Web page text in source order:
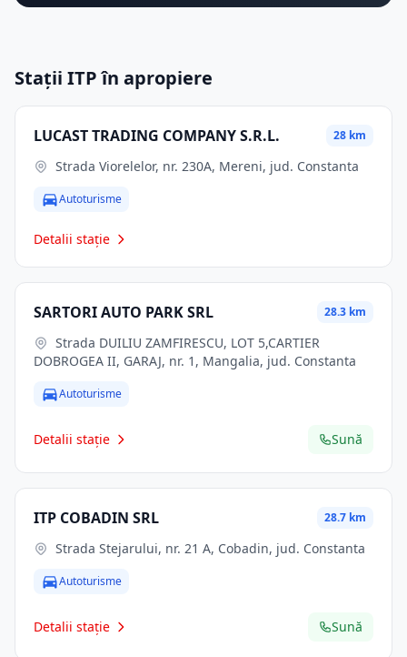
Stații ITP în apropiere
LUCAST TRADING COMPANY S.R.L. 28 km
Strada Viorelelor, nr. 230A, Mereni, jud. Constanta
Autoturisme
Detalii stație
SARTORI AUTO PARK SRL 28.3 km
DOBROGEA II, GARAJ, nr. 1, Mangalia, jud. Constanta
Autoturisme
Detalii stație Sună
ITP COBADIN SRL 28.7 km
Strada Stejarului, nr. 21 A, Cobadin, jud. Constanta
Autoturisme
Detalii stație Sună